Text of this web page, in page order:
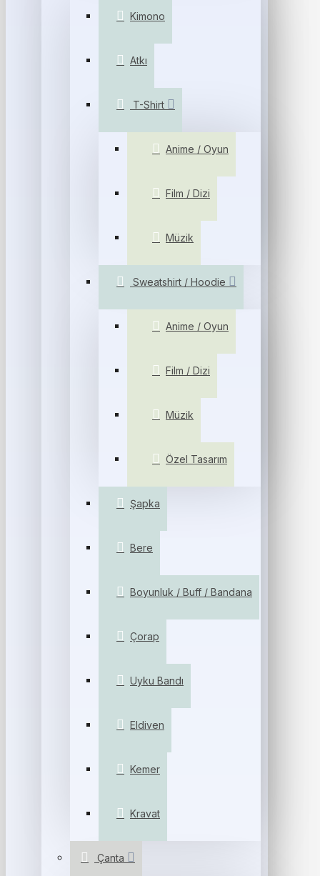
Kimono
Atkı
T-Shirt
Anime / Oyun
Film / Dizi
Müzik
Sweatshirt / Hoodie
Anime / Oyun
Film / Dizi
Müzik
Özel Tasarım
Şapka
Bere
Boyunluk / Buff / Bandana
Çorap
Uyku Bandı
Eldiven
Kemer
Kravat
Çanta